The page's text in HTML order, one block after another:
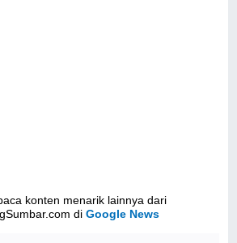
konten menarik lainnya dari
diGoogle News